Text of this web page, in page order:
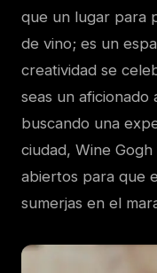
que un lugar para
de vino; es un
creatividad se
seas un aficionado
buscando una
ciudad, Wine
abiertos para que
sumerjas en el